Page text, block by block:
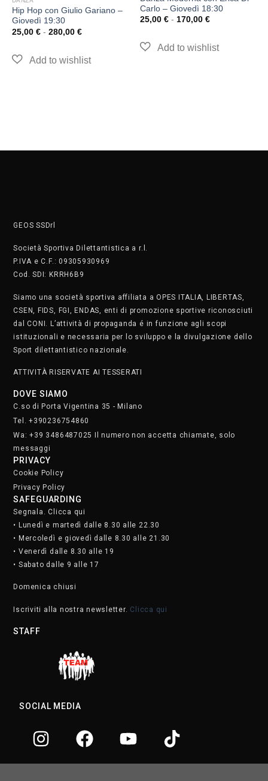
Hip Hop con Giulio Gariano –
Giovedì 19:30
25,00 € - 280,00 €
Carlo – Giovedì 18:30
25,00 € - 170,00 €
GEOS SSDrl
Società Sportiva Dilettantistica a r.l.
P.IVA e C.F.: 09305930969
Cod. SDI: KRRH6B9
Siamo una società sportiva affiliata a OPES ITALIA, LIBERTAS,
CSEN, FIDS, FGI, ENDAS, enti di promozione sportive riconosciuti
dal CONI. L’attività di propaganda é in funzione agli scopi
istituzionali e necessaria per lo sviluppo e la divulgazione dello
Sport dilettantistico nazionale.
ATTIVITÀ RISERVATE AI TESSERATI
DOVE SIAMO
C.so di Porta Vigentina 35 - Milano
Tel. +390236754860
Wa: +39 3486487025 Il numero non accetta chiamate, solo
messaggi
PRIVACY
Cookie Policy
Privacy Policy
SAFEGUARDING
Segnala. Clicca qui
• Lunedì e martedì dalle 8.30 alle 22.30
• Mercoledì e giovedì dalle 8.30 alle 21.30
• Venerdì dalle 8.30 alle 19
• Sabato dalle 9 alle 17
Domenica chiusi
Iscriviti alla nostra newsletter. Clicca qui
STAFF
SOCIAL MEDIA